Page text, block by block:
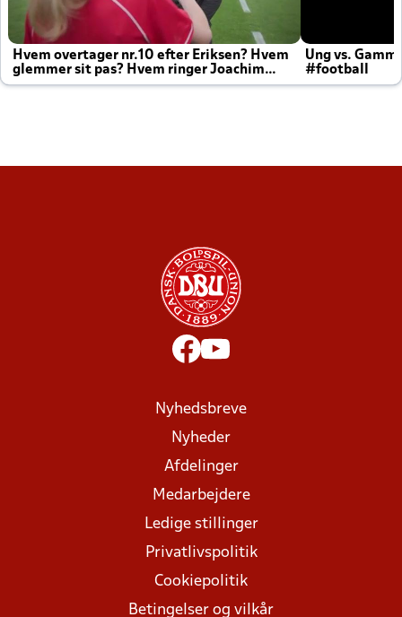
Hvem overtager nr.10 efter Eriksen? Hvem
glemmer sit pas? Hvem ringer Joachim
altid til efter kampe?
Ung vs.
#football
Nyhedsbreve
Nyheder
Afdelinger
Medarbejdere
Ledige stillinger
Privatlivspolitik
Cookiepolitik
Betingelser og vilkår